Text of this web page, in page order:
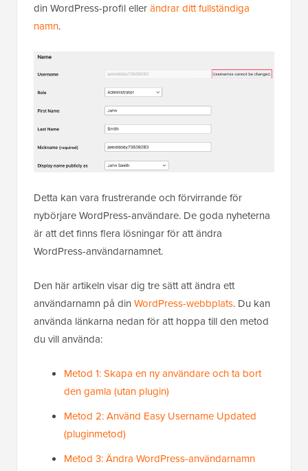
din WordPress-profil ellerändrar ditt fullständiga
namn.
Detta kan vara frustrerande och förvirrande för
nybörjare WordPress-användare. De goda nyheterna
är att det finns flera lösningar för att ändra
WordPress-användarnamnet.
Den här artikeln visar dig tre sätt att ändra ett
användarnamn på din WordPress-webbplats. Du kan
använda länkarna nedan för att hoppa till den metod
du vill använda:
Metod 1: Skapa en ny användare och ta bort
den gamla (utan plugin)
Metod 2: Använd Easy Username Updated
(pluginmetod)
Metod 3: Ändra WordPress-användarnamn